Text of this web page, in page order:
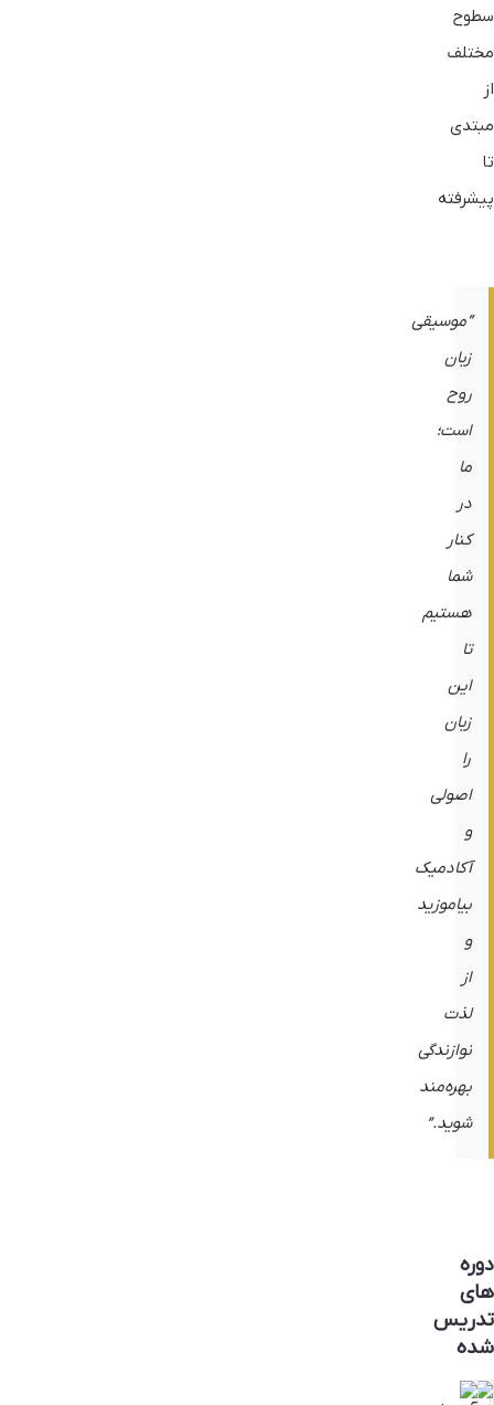
سطوح
مختلف
از
مبتدی
تا
پیشرفته
“موسیقی
زبان
روح
است؛
ما
در
کنار
شما
هستیم
تا
این
زبان
را
اصولی
و
آکادمیک
بیاموزید
و
از
لذت
نوازندگی
بهره‌مند
شوید.”
دوره
های
تدریس
شده